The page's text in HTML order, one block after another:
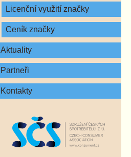
Licenční využití značky
Ceník značky
Aktuality
Partneři
Kontakty